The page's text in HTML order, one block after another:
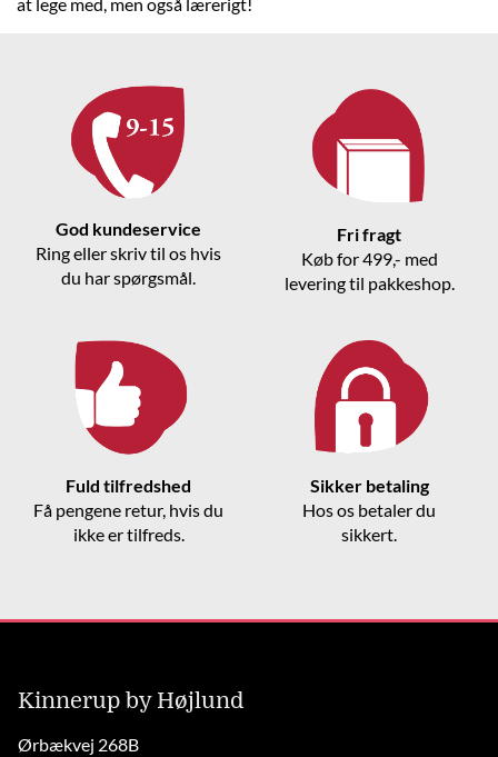
God kundeservice
Ring eller skriv til os hvis
du har spørgsmål.
Fri fragt
Køb for 499,- med
levering til pakkeshop.
Fuld tilfredshed
Få pengene retur, hvis du
ikke er tilfreds.
Sikker betaling
Hos os betaler du
sikkert.
Kinnerup by Højlund
Ørbækvej 268B